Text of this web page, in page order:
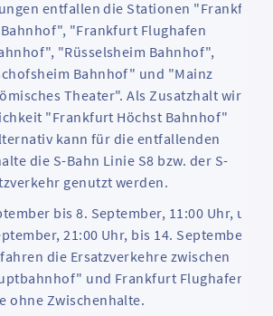
entfallen die Stationen "Frankfurt
"Frankfurt Flughafen
"Rüsselsheim Bahnhof",
Bahnhof" und "Mainz
Theater". Als Zusatzhalt wird
"Frankfurt Höchst Bahnhof"
kann für die entfallenden
die S-Bahn Linie S8 bzw. der S-
genutzt werden.
bis 8. September, 11:00 Uhr, und
21:00 Uhr, bis 14. September,
die Ersatzverkehre zwischen
und Frankfurt Flughafen,
ohne Zwischenhalte.